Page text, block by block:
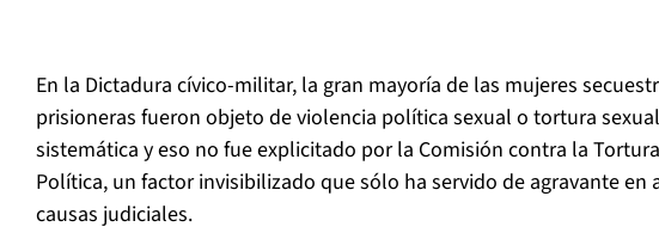
En la Dictadura cívico-militar, la gran mayoría de las mujeres
prisioneras fueron objeto de violencia política sexual o tortura
sistemática y eso no fue explicitado por la Comisión contra la
Política, un factor invisibilizado que sólo ha servido de agravante en
causas judiciales.